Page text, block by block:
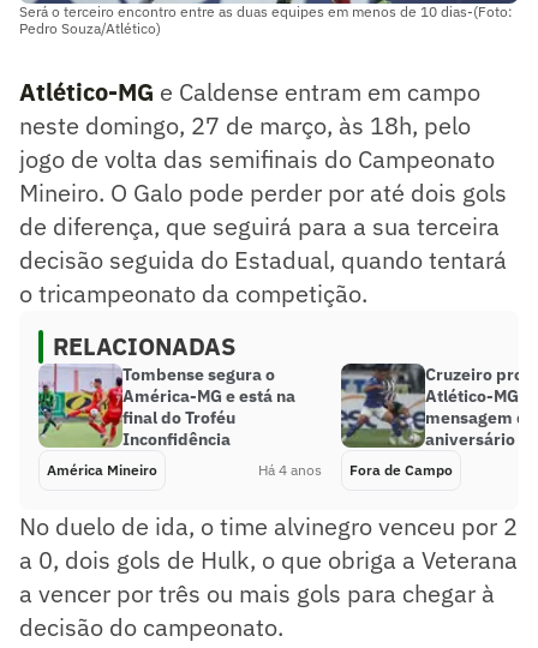
Será o terceiro encontro entre as duas equipes em menos de 10 dias-(Foto:
Pedro Souza/Atlético)
Atlético-MG e Caldense entram em campo
neste domingo, 27 de março, às 18h, pelo
jogo de volta das semifinais do Campeonato
Mineiro. O Galo pode perder por até dois gols
de diferença, que seguirá para a sua terceira
decisão seguida do Estadual, quando tentará
o tricampeonato da competição.
RELACIONADAS
Tombense segura o
América-MG e está na
final do Troféu
Inconfidência
América Mineiro Há 4 anos
Cruzeiro
Atlético-MG
mensagem de
aniversário
Fora de Campo
No duelo de ida, o time alvinegro venceu por 2
a 0, dois gols de Hulk, o que obriga a Veterana
a vencer por três ou mais gols para chegar à
decisão do campeonato.